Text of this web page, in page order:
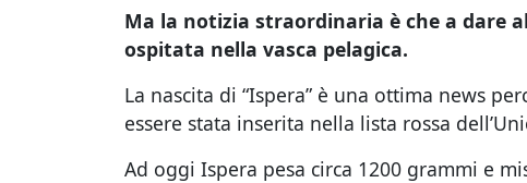
Ma la notizia straordinaria è che a dare
ospitata nella vasca pelagica.
La nascita di “Ispera” è una ottima news
essere stata inserita nella lista rossa
Ad oggi Ispera pesa circa 1200 grammi e